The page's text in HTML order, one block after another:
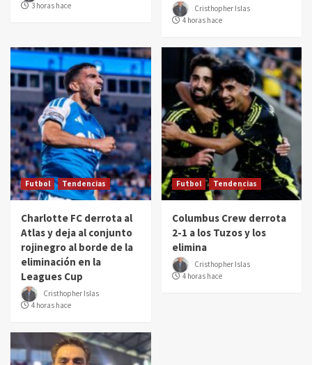
3 horas hace
Cristhopher Islas
4 horas hace
Futbol Tendencias
Charlotte FC derrota al
Atlas y deja al conjunto
rojinegro al borde de la
eliminación en la
Leagues Cup
Cristhopher Islas
4 horas hace
Futbol Tendencias
Columbus Crew derrota
2-1 a los Tuzos y los
elimina
Cristhopher Islas
4 horas hace